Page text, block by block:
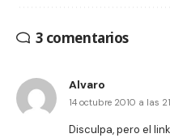
3 comentarios
Alvaro
14 octubre 2010 a las
Disculpa, pero el